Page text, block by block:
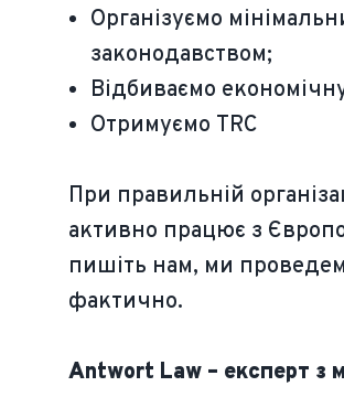
Організуємо
законодавством;
Відбиваємо
Отримуємо TRC
При правильній
активно працює з
пишіть нам, ми
фактично.
Antwort Law – експерт з